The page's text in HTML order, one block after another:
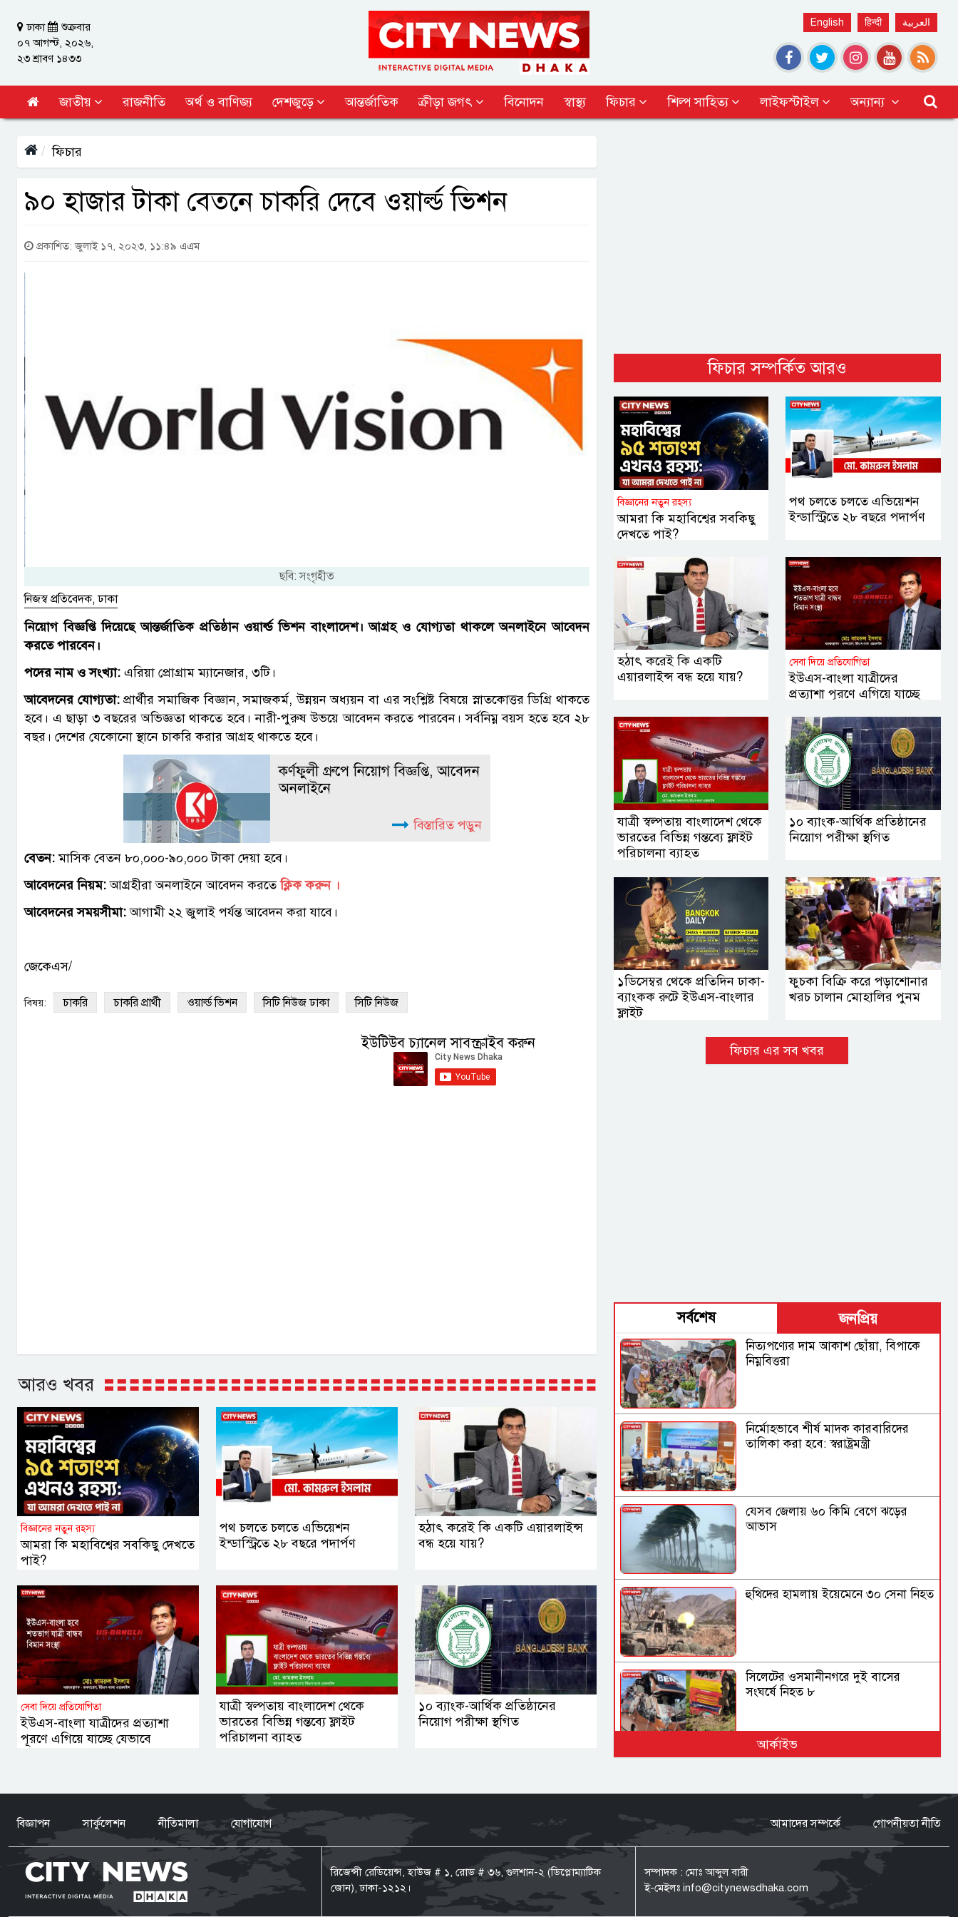
ঢাকা
শুক্রবার
০৭ আগস্ট, ২০২৬,
২৩ শ্রাবণ ১৪৩৩
English हिन्दी العربية
জাতীয় রাজনীতি অর্থ ও বাণিজ্য দেশজুড়ে আন্তর্জাতিক ক্রীড়া জগৎ বিনোদন স্বাস্থ্য ফিচার শিল্প সাহিত্য লাইফস্টাইল অন্যান্য
ফিচার
৯০ হাজার টাকা বেতনে চাকরি দেবে ওয়ার্ল্ড ভিশন
প্রকাশিত: জুলাই ১৭, ২০২৩, ১১:৪৯ এএম
ছবি: সংগৃহীত
নিজস্ব প্রতিবেদক, ঢাকা
নিয়োগ বিজ্ঞপ্তি দিয়েছে আন্তর্জাতিক প্রতিষ্ঠান ওয়ার্ল্ড ভিশন বাংলাদেশ। আগ্রহ ও যোগ্যতা থাকলে অনলাইনে আবেদন
করতে পারবেন।
পদের নাম ও সংখ্যা: এরিয়া প্রোগ্রাম ম্যানেজার, ৩টি।
আবেদনের যোগ্যতা:প্রার্থীর সমাজিক বিজ্ঞান, সমাজকর্ম, উন্নয়ন অধ্যয়ন বা এর সংশ্লিষ্ট বিষয়ে স্নাতকোত্তর ডিগ্রি থাকতে
হবে। এ ছাড়া ৩ বছরের অভিজ্ঞতা থাকতে হবে। নারী-পুরুষ উভয়ে আবেদন করতে পারবেন। সর্বনিম্ন বয়স হতে হবে ২৮
বছর। দেশের যেকোনো স্থানে চাকরি করার আগ্রহ থাকতে হবে।
কর্ণফুলী গ্রুপে নিয়োগ বিজ্ঞপ্তি, আবেদন
অনলাইনে
বিস্তারিত পড়ুন
বেতন:মাসিক বেতন ৮০,০০০-৯০,০০০ টাকা দেয়া হবে।
আবেদনের নিয়ম:আগ্রহীরা অনলাইনে আবেদন করতেক্লিক করুন ।
আবেদনের সময়সীমা:আগামী ২২ জুলাই পর্যন্ত আবেদন করা যাবে।
জেকেএস/
বিষয়: চাকরি চাকরি প্রার্থী ওয়ার্ল্ড ভিশন সিটি নিউজ ঢাকা সিটি নিউজ
ইউটিউব চ্যানেল সাবস্ক্রাইব করুন
আরও খবর
বিজ্ঞানের নতুন রহস্য
আমরা কি মহাবিশ্বের সবকিছু দেখতে
পাই?
পথ চলতে চলতে এভিয়েশন
ইন্ডাস্ট্রিতে ২৮ বছরে পদার্পণ
হঠাৎ করেই কি একটি এয়ারলাইন্স
বন্ধ হয়ে যায়?
সেবা দিয়ে প্রতিযোগিতা
ইউএস-বাংলা যাত্রীদের প্রত্যাশা
পূরণে এগিয়ে যাচ্ছে যেভাবে
যাত্রী স্বল্পতায় বাংলাদেশ থেকে
ভারতের বিভিন্ন গন্তব্যে ফ্লাইট
পরিচালনা ব্যাহত
১০ ব্যাংক-আর্থিক প্রতিষ্ঠানের
নিয়োগ পরীক্ষা স্থগিত
ফিচার সম্পর্কিত আরও
বিজ্ঞানের নতুন রহস্য
আমরা কি মহাবিশ্বের সবকিছু
দেখতে পাই?
পথ চলতে চলতে এভিয়েশন
ইন্ডাস্ট্রিতে ২৮ বছরে পদার্পণ
হঠাৎ করেই কি একটি
এয়ারলাইন্স বন্ধ হয়ে যায়?
সেবা দিয়ে প্রতিযোগিতা
ইউএস-বাংলা যাত্রীদের
প্রত্যাশা পূরণে এগিয়ে যাচ্ছে
যাত্রী স্বল্পতায় বাংলাদেশ থেকে
ভারতের বিভিন্ন গন্তব্যে ফ্লাইট
পরিচালনা ব্যাহত
১০ ব্যাংক-আর্থিক প্রতিষ্ঠানের
নিয়োগ পরীক্ষা স্থগিত
১ডিসেম্বর থেকে প্রতিদিন ঢাকা-
ব্যাংকক রুটে ইউএস-বাংলার
ফ্লাইট
ফুচকা বিক্রি করে পড়াশোনার
খরচ চালান মোহালির পুনম
ফিচার এর সব খবর
সর্বশেষ জনপ্রিয়
নিত্যপণ্যের দাম আকাশ ছোঁয়া, বিপাকে
নিম্নবিত্তরা
নির্মোহভাবে শীর্ষ মাদক কারবারিদের
তালিকা করা হবে: স্বরাষ্ট্রমন্ত্রী
যেসব জেলায় ৬০ কিমি বেগে ঝড়ের
আভাস
হুথিদের হামলায় ইয়েমেনে ৩০ সেনা নিহত
সিলেটের ওসমানীনগরে দুই বাসের
সংঘর্ষে নিহত ৮
বগুড়ায় সাতসকালে বাসচাপায় ৬
আর্কাইভ
বিজ্ঞাপন সার্কুলেশন নীতিমালা যোগাযোগ আমাদের সম্পর্কে গোপনীয়তা নীতি
রিজেন্সী রেডিয়েন্স, হাউজ # ১, রোড # ৩৬, গুলশান-২ (ডিপ্লোম্যাটিক
জোন), ঢাকা-১২১২।
সম্পাদক : মোঃ আব্দুল বারী
ই-মেইলঃ info@citynewsdhaka.com